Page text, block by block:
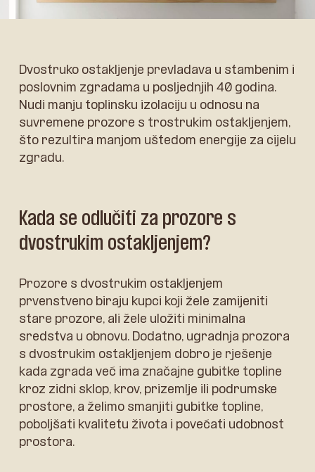
Dvostruko ostakljenje prevladava u stambenim i
poslovnim zgradama u posljednjih 40 godina.
Nudi manju toplinsku izolaciju u odnosu na
suvremene prozore s trostrukim ostakljenjem,
što rezultira manjom uštedom energije za cijelu
zgradu.
Kada se odlučiti za prozore s
dvostrukim ostakljenjem?
Prozore s dvostrukim ostakljenjem
prvenstveno biraju kupci koji žele zamijeniti
stare prozore, ali žele uložiti minimalna
sredstva u obnovu. Dodatno, ugradnja prozora
s dvostrukim ostakljenjem dobro je rješenje
kada zgrada već ima značajne gubitke topline
kroz zidni sklop, krov, prizemlje ili podrumske
prostore, a želimo smanjiti gubitke topline,
poboljšati kvalitetu života i povećati udobnost
prostora.